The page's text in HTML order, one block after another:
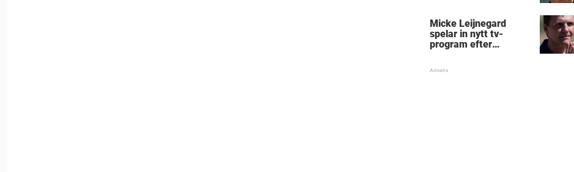
Micke Leijnegard
spelar in nytt tv-
program efter